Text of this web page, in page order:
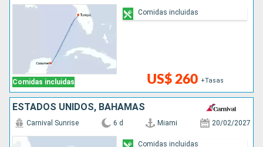
Comidas incluidas US$ 260 +Tasas
Comidas incluidas
ESTADOS UNIDOS, BAHAMAS
Carnival Sunrise 6 d Miami 20/02/2027
Comidas incluidas